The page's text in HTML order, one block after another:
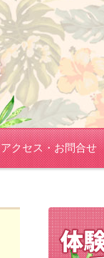
アクセス・お問合せ